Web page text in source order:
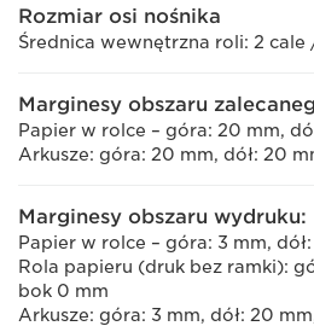
Rozmiar osi nośnika
Średnica wewnętrzna roli: 2
Marginesy obszaru
Papier w rolce – góra: 20 mm,
Arkusze: góra: 20 mm, dół: 20
Marginesy obszaru wydruku:
Papier w rolce – góra: 3 mm,
Rola papieru (druk bez ramki):
bok 0 mm
Arkusze: góra: 3 mm, dół: 20